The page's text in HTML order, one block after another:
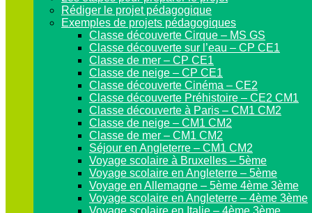
Rédiger le projet pédagogique
Exemples de projets pédagogiques
Classe découverte Cirque – MS GS
Classe découverte sur l’eau – CP CE1
Classe de mer – CP CE1
Classe de neige – CP CE1
Classe découverte Cinéma – CE2
Classe découverte Préhistoire – CE2 CM1
Classe découverte à Paris – CM1 CM2
Classe de neige – CM1 CM2
Classe de mer – CM1 CM2
Séjour en Angleterre – CM1 CM2
Voyage scolaire à Bruxelles – 5ème
Voyage scolaire en Angleterre – 5ème
Voyage en Allemagne – 5ème 4ème 3ème
Voyage scolaire en Angleterre – 4ème 3ème
Voyage scolaire en Italie – 4ème 3ème